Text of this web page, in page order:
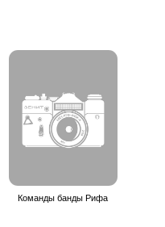
Команды банды Рифа